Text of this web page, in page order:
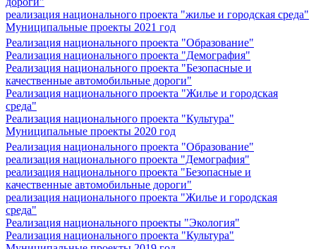
реализация национального проекта "жилье и городская среда"
Муниципальные проекты 2021 год
Реализация национального проекта "Образование"
Реализация национального проекта "Демография"
Реализация национального проекта "Безопасные и
качественные автомобильные дороги"
Реализация национального проекта "Жилье и городская
среда"
Реализация национального проекта "Культура"
Муниципальные проекты 2020 год
Реализация национального проекта "Образование"
реализация национального проекта "Демография"
реализация национального проекта "Безопасные и
качественные автомобильные дороги"
реализация национального проекта "Жилье и городская
среда"
Реализация национального проекты "Экология"
Реализация национального проекта "Культура"